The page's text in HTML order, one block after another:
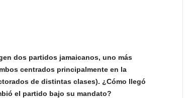
dos partidos jamaicanos, uno más
centrados principalmente en la
de distintas clases). ¿Cómo llegó
el partido bajo su mandato?